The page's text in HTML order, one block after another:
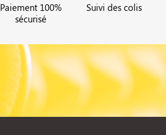
Paiement 100%
sécurisé
Suivi des colis